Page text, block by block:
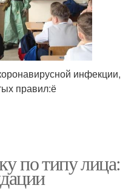
инфекции,
правил:ё
по типу лица: